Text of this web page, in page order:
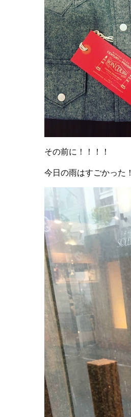
その前に！！！！
今日の雨はすごかった！